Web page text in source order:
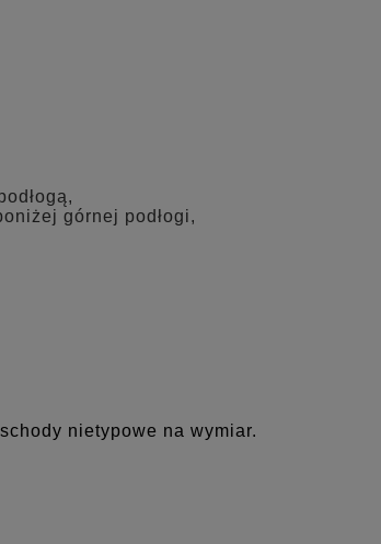
górnej podłogi,
nietypowe na wymiar.